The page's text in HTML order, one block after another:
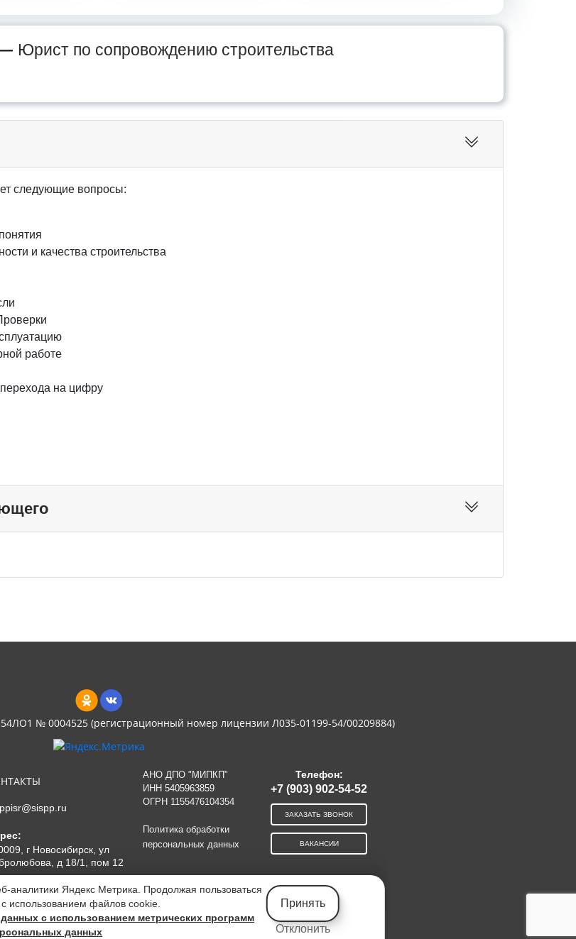
Юрист по сопровождению строительства
следующие вопросы:
и качества строительства
работе
на цифру
аналитики Яндекс Метрика. Продолжая пользоваться
использованием файлов cookie.
с использованием метрических программ
данных
Принять
Отклонить
№ 0004525 (регистрационный номер лицензии Л035-01199-54/00209884)
г Новосибирск, ул
д 18/1, пом 12
АНО ДПО "МИПКП"
ИНН 5405963859
ОГРН 1155476104354
Политика обработки
персональных данных
Телефон:
+7 (903) 902-54-52
ЗАКАЗАТЬ ЗВОНОК
ВАКАНСИИ